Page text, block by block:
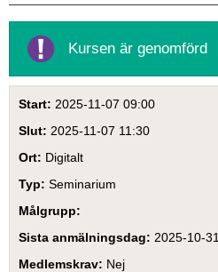
Kursen är genomförd
Start
2025-11-07 09:00
Slut
2025-11-07 11:30
Ort
Digitalt
Typ
Seminarium
Målgrupp
Sista anmälningsdag
2025-10-31
Medlemskrav
Nej